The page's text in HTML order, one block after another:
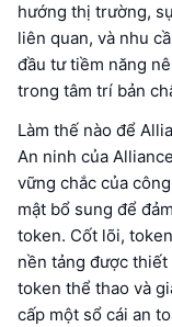
hướng thị trường,
liên quan, và nhu
đầu tư tiềm năng
trong tâm trí bản
Làm thế nào để
An ninh của
vững chắc của
mật bổ sung để
token. Cốt lõi,
nền tảng được
token thể thao và
cấp một sổ cái an